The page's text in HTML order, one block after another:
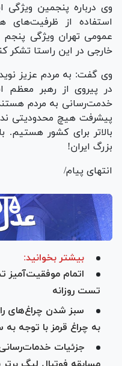
وی درباره پنجمین
استفاده از ظرفیت‌های
عمومی تهران ویژگی
خارجی در این راستا تشکر
وی گفت: به مردم عزیز
در پیروی از رهبر معظم
خدمت‌رسانی به مردم
پیشرفت هیچ محدودیتی
بالاتر برای کشور
بزرگ ایران!
انتهای پیام/
بیشتر بخوانید:
اتمام موفقیت‌آمیز
تست روزانه
سبز شدن چراغ‌های
به چراغ قرمز با توجه
جزئیات